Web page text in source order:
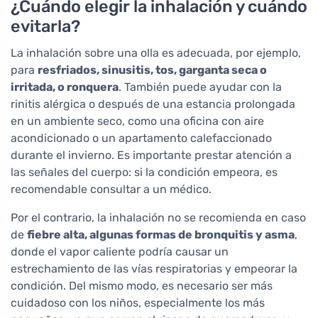
¿Cuándo elegir la inhalación y cuándo
evitarla?
La inhalación sobre una olla es adecuada, por ejemplo,
para resfriados, sinusitis, tos, garganta seca o
irritada, o ronquera. También puede ayudar con la
rinitis alérgica o después de una estancia prolongada
en un ambiente seco, como una oficina con aire
acondicionado o un apartamento calefaccionado
durante el invierno. Es importante prestar atención a
las señales del cuerpo: si la condición empeora, es
recomendable consultar a un médico.
Por el contrario, la inhalación no se recomienda en caso
de fiebre alta, algunas formas de bronquitis y asma,
donde el vapor caliente podría causar un
estrechamiento de las vías respiratorias y empeorar la
condición. Del mismo modo, es necesario ser más
cuidadoso con los niños, especialmente los más